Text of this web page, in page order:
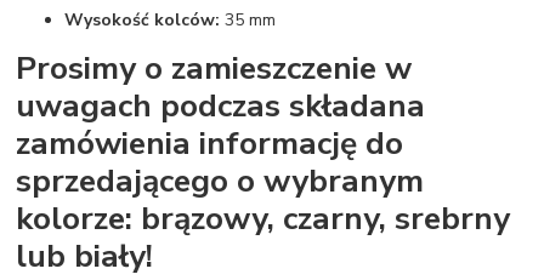
Wysokość kolców: 35 mm
Prosimy o zamieszczenie w
uwagach podczas składana
zamówienia informację do
sprzedającego o wybranym
kolorze: brązowy, czarny, srebrny
lub biały!